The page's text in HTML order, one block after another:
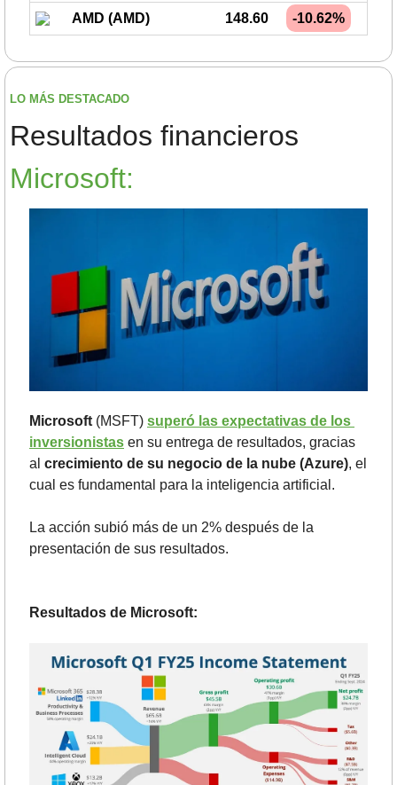
AMD (AMD) 148.60 -10.62%
LO MÁS DESTACADO
Resultados financieros
Microsoft:
Microsoft (MSFT) superó las expectativas de los
inversionistas en su entrega de resultados, gracias
al crecimiento de su negocio de la nube (Azure), el
cual es fundamental para la inteligencia artificial.
La acción subió más de un 2% después de la
presentación de sus resultados.
Resultados de Microsoft: